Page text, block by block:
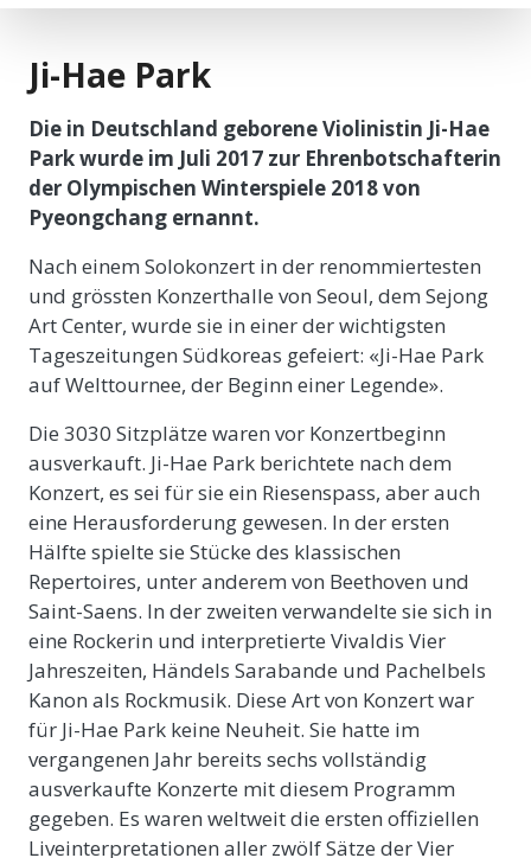
Ji-Hae Park
Die in Deutschland geborene Violinistin Ji-Hae
Park wurde im Juli 2017 zur Ehrenbotschafterin
der Olympischen Winterspiele 2018 von
Pyeongchang ernannt.
Nach einem Solokonzert in der renommiertesten
und grössten Konzerthalle von Seoul, dem Sejong
Art Center, wurde sie in einer der wichtigsten
Tageszeitungen Südkoreas gefeiert: «Ji-Hae Park
auf Welttournee, der Beginn einer Legende».
Die 3030 Sitzplätze waren vor Konzertbeginn
ausverkauft. Ji-Hae Park berichtete nach dem
Konzert, es sei für sie ein Riesenspass, aber auch
eine Herausforderung gewesen. In der ersten
Hälfte spielte sie Stücke des klassischen
Repertoires, unter anderem von Beethoven und
Saint-Saens. In der zweiten verwandelte sie sich in
eine Rockerin und interpretierte Vivaldis Vier
Jahreszeiten, Händels Sarabande und Pachelbels
Kanon als Rockmusik. Diese Art von Konzert war
für Ji-Hae Park keine Neuheit. Sie hatte im
vergangenen Jahr bereits sechs vollständig
ausverkaufte Konzerte mit diesem Programm
gegeben. Es waren weltweit die ersten offiziellen
Liveinterpretationen aller zwölf Sätze der Vier